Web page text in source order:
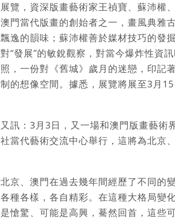
展覽，資深版畫藝術家王禎寶、蘇沛權
澳門當代版畫的創始者之一，畫風典雅
飄逸的韻味；蘇沛權善於媒材技巧的發
對“發展”的敏銳觀察，對當今爆炸性資
照，一份對《舊城》歲月的迷戀，印記
制的想像空間。據悉，展覽將展至3月15
又訊：3月3日，又一場和澳門版畫藝
社當代藝術交流中心舉行，這將為北京
北京、澳門在過去幾年間經歷了不同的
各種各樣，各自精彩。在這種大格局變
是愴驚、可能是高興，驀然回首，這些